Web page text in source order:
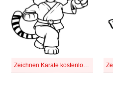
Zeichnen Karate kostenlos druckbar einfach